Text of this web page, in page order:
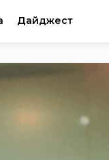
Дайджест